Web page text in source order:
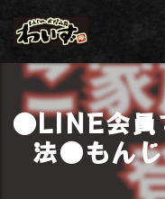
●LINE会員
法●もんじ